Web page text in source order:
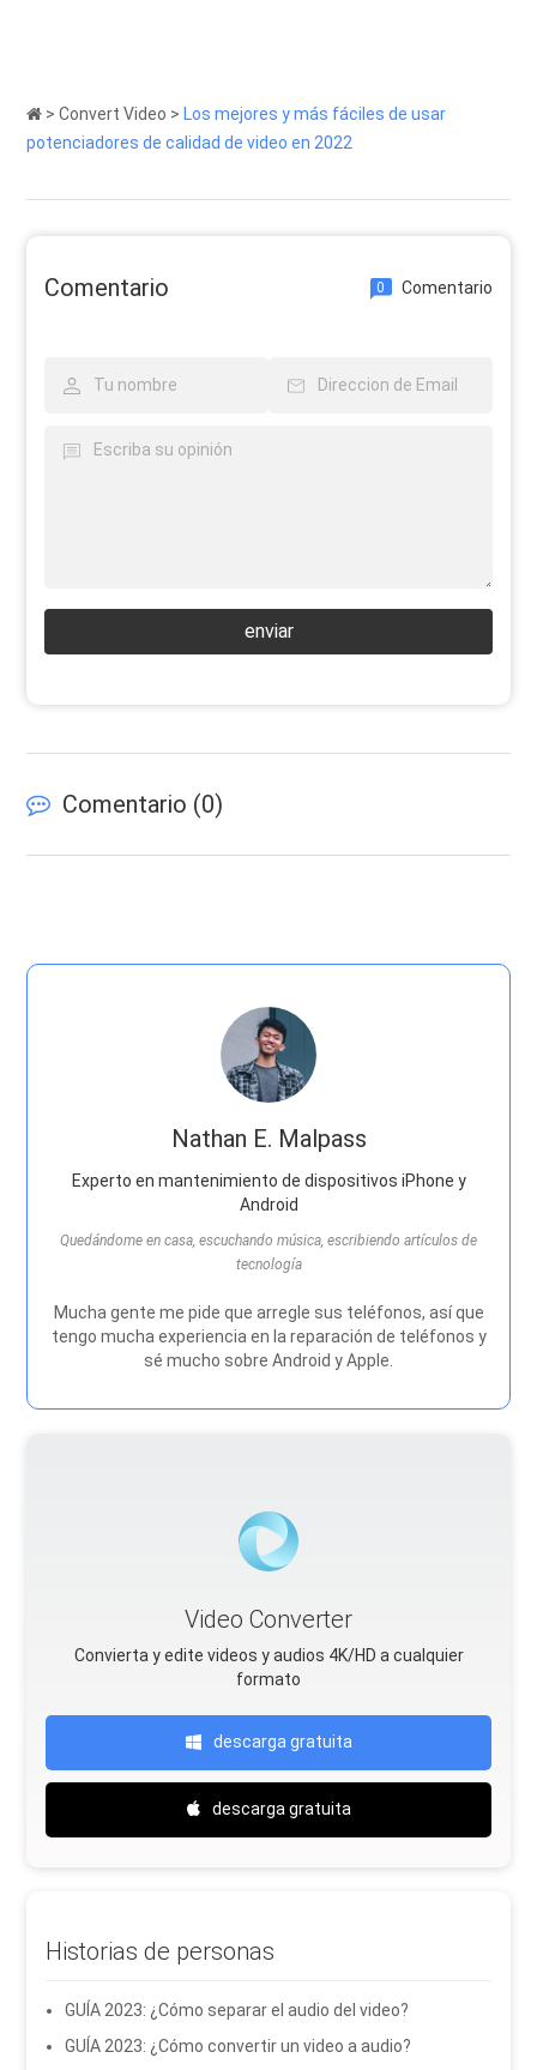
>Convert Video >Los mejores y más fáciles de usar
potenciadores de calidad de video en 2022
Comentario 0 Comentario
enviar
Comentario (0)
Nathan E. Malpass
Experto en mantenimiento de dispositivos iPhone y
Android
Quedándome en casa, escuchando música, escribiendo artículos de
tecnología
Mucha gente me pide que arregle sus teléfonos, así que
tengo mucha experiencia en la reparación de teléfonos y
sé mucho sobre Android y Apple.
Video Converter
Convierta y edite videos y audios 4K/HD a cualquier
formato
descarga gratuita
descarga gratuita
Historias de personas
GUÍA 2023: ¿Cómo separar el audio del video?
GUÍA 2023: ¿Cómo convertir un video a audio?